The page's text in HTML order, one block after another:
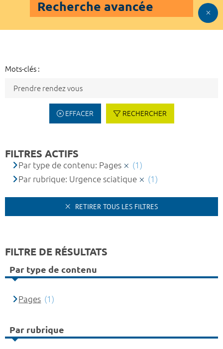
Recherche avancée
Mots-clés :
EFFACER RECHERCHER
FILTRES ACTIFS
Par type de contenu: Pages
(1)
Par rubrique: Urgence sciatique
(1)
RETIRER TOUS LES FILTRES
FILTRE DE RÉSULTATS
Par type de contenu
Pages (1)
Par rubrique